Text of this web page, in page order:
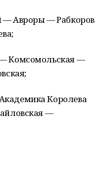
— Авроры — Рабкоров
— Комсомольская —
Королева
—